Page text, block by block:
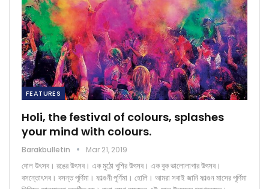
FEATURES
Holi, the festival of colours, splashes
your mind with colours.
Barakbulletin Mar 21, 2019
দোল উৎসব। রঙের উৎসব। এক মুঠো খুশির উৎসব। এক বুক ভালোলাগার উৎসব।
বসন্তোৎসব। বসন্ত পূর্ণিমা। ফাল্গুনী পূর্ণিমা। হোলি। আমরা সবাই জানি ফাল্গুন মাসের পূর্ণিমা